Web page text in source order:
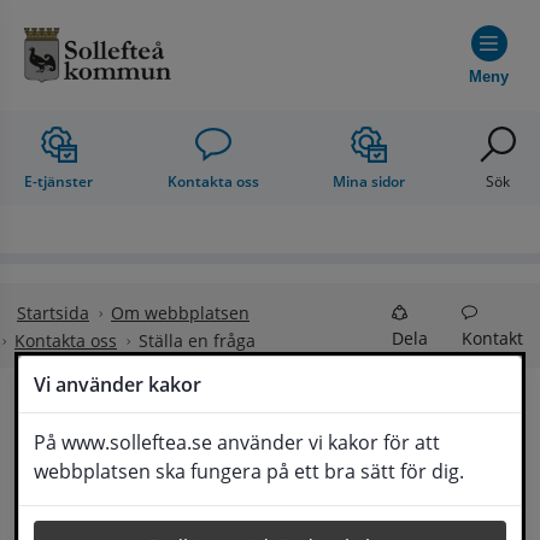
Vi använder kakor
På www.solleftea.se använder vi kakor för att
webbplatsen ska fungera på ett bra sätt för dig.
Meny
E-tjänster Kontakta oss Mina sidor Sök
Startsida
Om webbplatsen
Kontakta oss
Ställa en fråga Dela Kontakt
Ställa en fråga
Om din fråga är omfattande kan det bli aktuellt